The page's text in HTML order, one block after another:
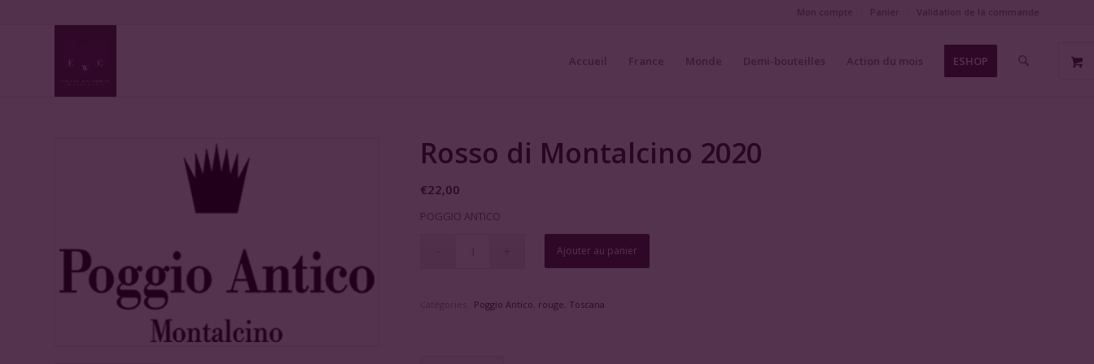
Accueil France Monde Demi-bouteilles Action du mois ESHOP
Rosso di Montalcino 2020
€22,00
POGGIO ANTICO
Ajouter au panier
Poggio Antico rouge Toscana